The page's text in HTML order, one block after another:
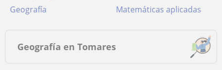
Geografía
Matemáticas aplicadas
Geografía en Tomares